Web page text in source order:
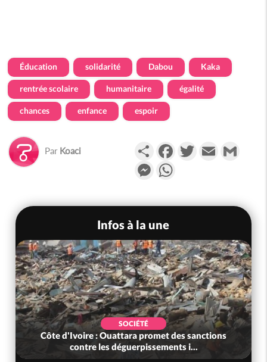
Éducation solidarité Dabou Kaka
rentrée scolaire humanitaire égalité
chances enfance espoir
Par Koaci PartagerFacebookTwitterEmail
Messenger
Infos à la une
SOCIÉTÉ
Côte d'Ivoire : Ouattara promet des sanctions
contre les déguerpissements i...